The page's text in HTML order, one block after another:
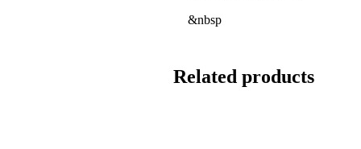
&nbsp
Related products